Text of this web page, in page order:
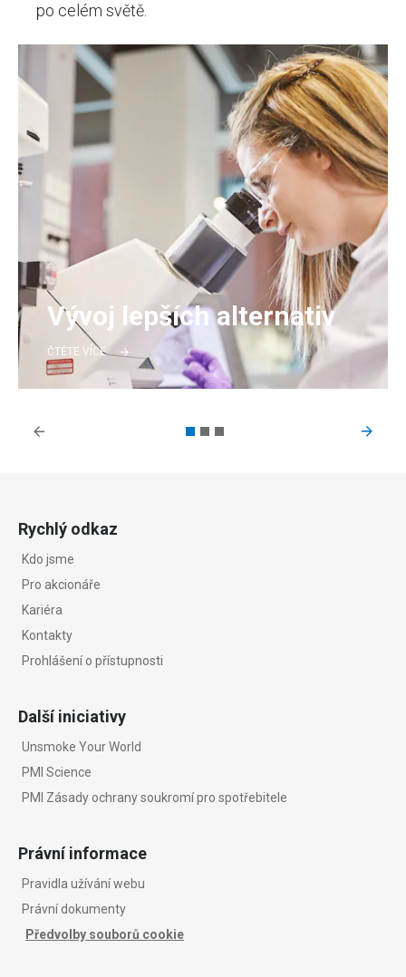
po celém světě.
Vývoj lepších alternativ
ČTĚTE VÍCE
Rychlý odkaz
Kdo jsme
Pro akcionáře
Kariéra
Kontakty
Prohlášení o přístupnosti
Další iniciativy
Unsmoke Your World
PMI Science
PMI Zásady ochrany soukromí pro spotřebitele
Právní informace
Pravidla užívání webu
Právní dokumenty
Předvolby souborů cookie